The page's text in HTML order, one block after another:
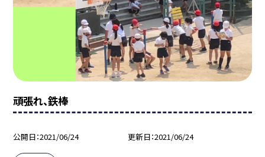
頑張れ、鉄棒
公開日 2021/06/24 更新日 2021/06/24